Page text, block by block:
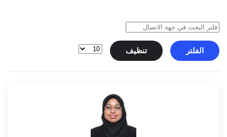
الفلتر تنظيف